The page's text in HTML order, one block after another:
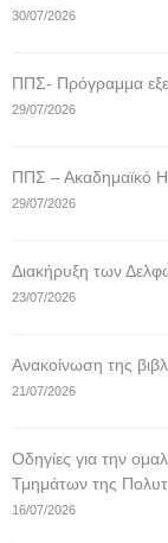
30/07/2026
ΠΠΣ- Πρόγραμμα
29/07/2026
ΠΠΣ – Ακαδημαϊκό
29/07/2026
Διακήρυξη των
23/07/2026
Ανακοίνωση της
21/07/2026
Οδηγίες για την
Τμημάτων της
16/07/2026